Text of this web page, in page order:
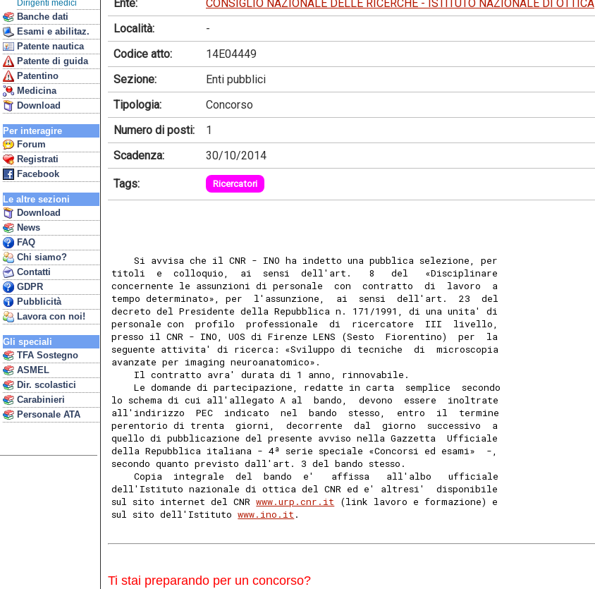
Dirigenti medici
Banche dati
Esami e abilitaz.
Patente nautica
Patente di guida
Patentino
Medicina
Download
Per interagire
Forum
Registrati
Facebook
Le altre sezioni
Download
News
FAQ
Chi siamo?
Contatti
GDPR
Pubblicità
Lavora con noi!
Gli speciali
TFA Sostegno
ASMEL
Dir. scolastici
Carabinieri
Personale ATA
Ente:
CONSIGLIO NAZIONALE DELLE RICERCHE - ISTITUTO NAZIONALE DI OTTICA
Località:
-
Codice atto:
14E04449
Sezione:
Enti pubblici
Tipologia:
Concorso
Numero di posti:
1
Scadenza:
30/10/2014
Tags: Ricercatori
    Si avvisa che il CNR - INO ha indetto una pubblica selezione, per
titoli  e  colloquio,  ai  sensi  dell'art.   8   del   «Disciplinare
concernente le assunzioni di personale  con  contratto  di  lavoro  a
tempo determinato», per  l'assunzione,  ai  sensi  dell'art.  23  del
decreto del Presidente della Repubblica n. 171/1991, di una unita' di
personale con  profilo  professionale  di  ricercatore  III  livello,
presso il CNR - INO, UOS di Firenze LENS (Sesto  Fiorentino)  per  la
seguente attivita' di ricerca: «Sviluppo di tecniche  di  microscopia
avanzate per imaging neuroanatomico».
    Il contratto avra' durata di 1 anno, rinnovabile.
    Le domande di partecipazione, redatte in carta  semplice  secondo
lo schema di cui all'allegato A al  bando,  devono  essere  inoltrate
all'indirizzo  PEC  indicato  nel  bando  stesso,  entro  il  termine
perentorio di trenta  giorni,  decorrente  dal  giorno  successivo  a
quello di pubblicazione del presente avviso nella Gazzetta  Ufficiale
della Repubblica italiana - 4ª serie speciale «Concorsi ed esami»  -,
secondo quanto previsto dall'art. 3 del bando stesso.
    Copia  integrale  del  bando  e'   affissa   all'albo   ufficiale
dell'Istituto nazionale di ottica del CNR ed e' altresi'  disponibile
sul sito internet del CNR www.urp.cnr.it (link lavoro e formazione) e
sul sito dell'Istituto www.ino.it .
Ti stai preparando per un concorso?